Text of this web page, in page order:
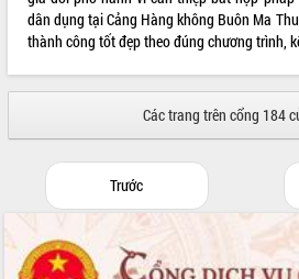
bền vững
Tập huấn nâng cao năng lực triển khai
Đắk Lắk phát động hưởng ứng Ngày
Quyền của người tiêu dùng Việt Nam
Đẩy mạnh cải cách hành chính, quyết
tâm đạt được mục tiêu tăng trưởng
Tổ chức trang trọng Lễ hội Đền thờ
dân dụng tại Cảng Hàng không Buôn Ma
thành công tốt đẹp theo đúng chương trình,
Các trang trên cổng 184
Trước